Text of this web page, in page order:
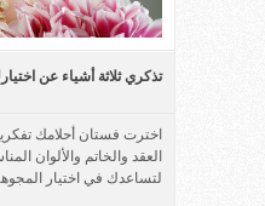
تذكري ثلاثة أشياء عن
اخترت فستان أحلامك
العقد والخاتم والألوان
لتساعدك في اختيار